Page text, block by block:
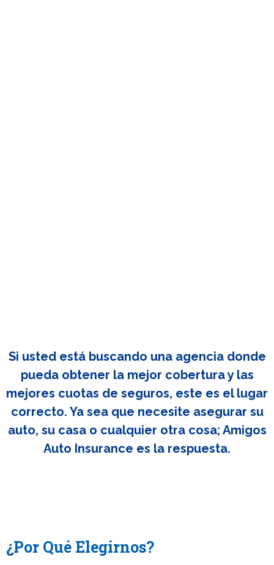
Si usted está buscando una agencia donde
pueda obtener la mejor cobertura y las
mejores cuotas de seguros, este es el lugar
correcto. Ya sea que necesite asegurar su
auto, su casa o cualquier otra cosa; Amigos
Auto Insurance es la respuesta.
¿Por Qué Elegirnos?